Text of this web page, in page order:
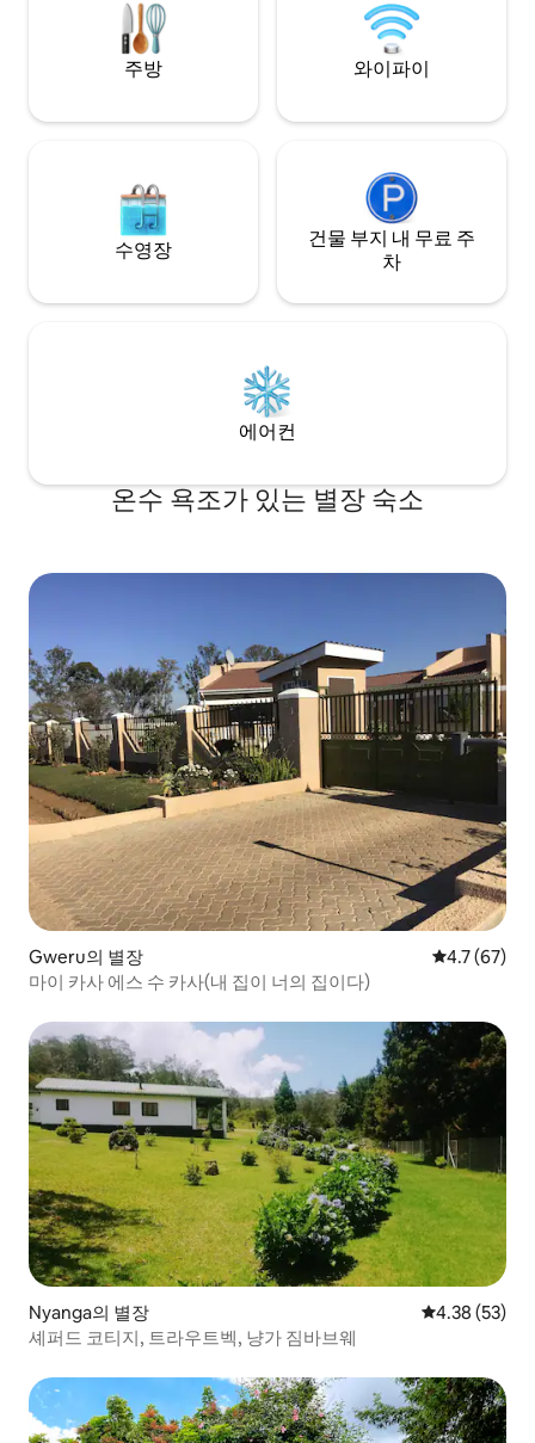
이버시, 편리함을
기 숙박에 적합합
주방 와이파이
수영장
건물 부지 내 무료 주
차
에어컨
온수 욕조가 있는 별장 숙소
Gweru의 별장 평점 4.7점(5
4.7 (67)
마이 카사 에스 수 카사(내 집이 너의 집이다)
Nyanga의 별장 평점 4.38점(5
4.38 (53)
셰퍼드 코티지, 트라우트벡, 냥가 짐바브웨